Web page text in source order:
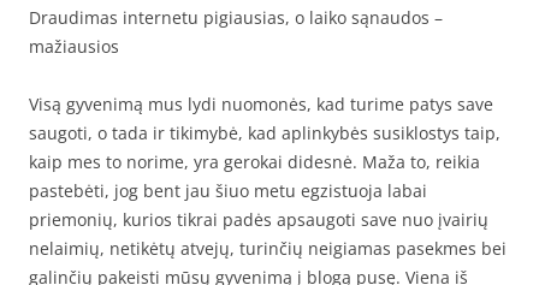
Draudimas internetu pigiausias, o laiko sąnaudos –
mažiausios
Visą gyvenimą mus lydi nuomonės, kad turime patys save
saugoti, o tada ir tikimybė, kad aplinkybės susiklostys taip,
kaip mes to norime, yra gerokai didesnė. Maža to, reikia
pastebėti, jog bent jau šiuo metu egzistuoja labai
priemonių, kurios tikrai padės apsaugoti save nuo įvairių
nelaimių, netikėtų atvejų, turinčių neigiamas pasekmes bei
galinčių pakeisti mūsų gyvenimą į blogą pusę. Viena iš